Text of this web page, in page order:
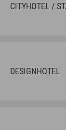
CITYHOTEL /
DESIGNHOTEL